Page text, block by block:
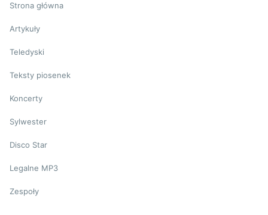
Strona główna
Artykuły
Teledyski
Teksty piosenek
Koncerty
Sylwester
Disco Star
Legalne MP3
Zespoły